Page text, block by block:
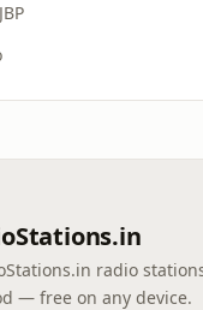
radio
— free on any device.